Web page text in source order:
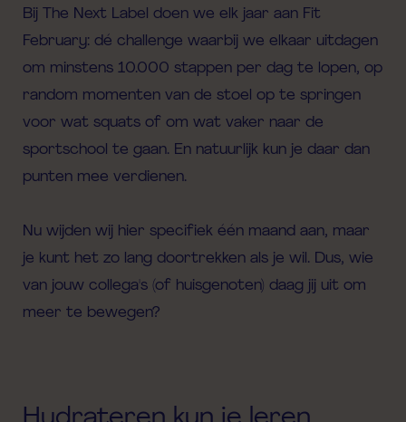
Bij The Next Label doen we elk jaar aan Fit
February: dé challenge waarbij we elkaar uitdagen
om minstens 10.000 stappen per dag te lopen, op
random momenten van de stoel op te springen
voor wat squats of om wat vaker naar de
sportschool te gaan. En natuurlijk kun je daar dan
punten mee verdienen.
Nu wijden wij hier specifiek één maand aan, maar
je kunt het zo lang doortrekken als je wil. Dus, wie
van jouw collega's (of huisgenoten) daag jij uit om
meer te bewegen?